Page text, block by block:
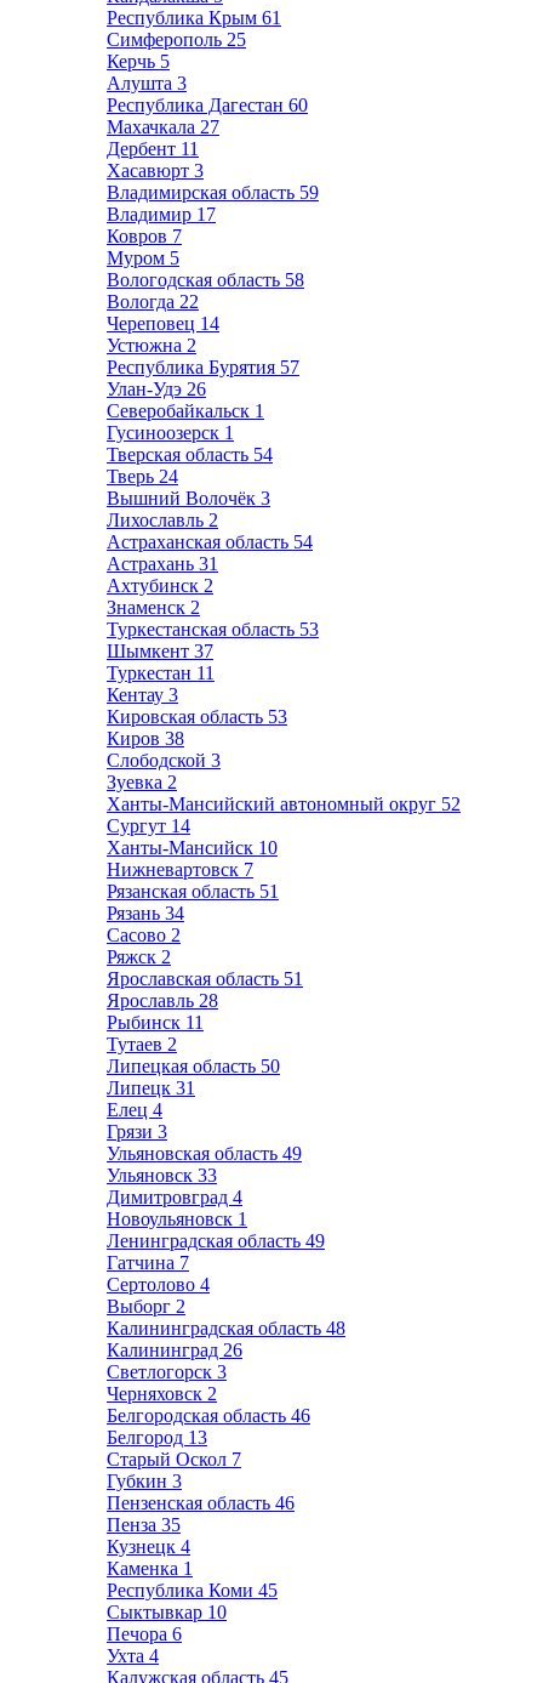
Республика Крым 61
Симферополь 25
Керчь 5
Алушта 3
Республика Дагестан 60
Махачкала 27
Дербент 11
Хасавюрт 3
Владимирская область 59
Владимир 17
Ковров 7
Муром 5
Вологодская область 58
Вологда 22
Череповец 14
Устюжна 2
Республика Бурятия 57
Улан-Удэ 26
Северобайкальск 1
Гусиноозерск 1
Тверская область 54
Тверь 24
Вышний Волочёк 3
Лихославль 2
Астраханская область 54
Астрахань 31
Ахтубинск 2
Знаменск 2
Туркестанская область 53
Шымкент 37
Туркестан 11
Кентау 3
Кировская область 53
Киров 38
Слободской 3
Зуевка 2
Ханты-Мансийский автономный округ 52
Сургут 14
Ханты-Мансийск 10
Нижневартовск 7
Рязанская область 51
Рязань 34
Сасово 2
Ряжск 2
Ярославская область 51
Ярославль 28
Рыбинск 11
Тутаев 2
Липецкая область 50
Липецк 31
Елец 4
Грязи 3
Ульяновская область 49
Ульяновск 33
Димитровград 4
Новоульяновск 1
Ленинградская область 49
Гатчина 7
Сертолово 4
Выборг 2
Калининградская область 48
Калининград 26
Светлогорск 3
Черняховск 2
Белгородская область 46
Белгород 13
Старый Оскол 7
Губкин 3
Пензенская область 46
Пенза 35
Кузнецк 4
Каменка 1
Республика Коми 45
Сыктывкар 10
Печора 6
Ухта 4
Калужская область 45